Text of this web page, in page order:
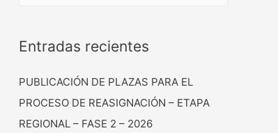
Entradas recientes
PUBLICACIÓN DE PLAZAS PARA EL
PROCESO DE REASIGNACIÓN – ETAPA
REGIONAL – FASE 2 – 2026